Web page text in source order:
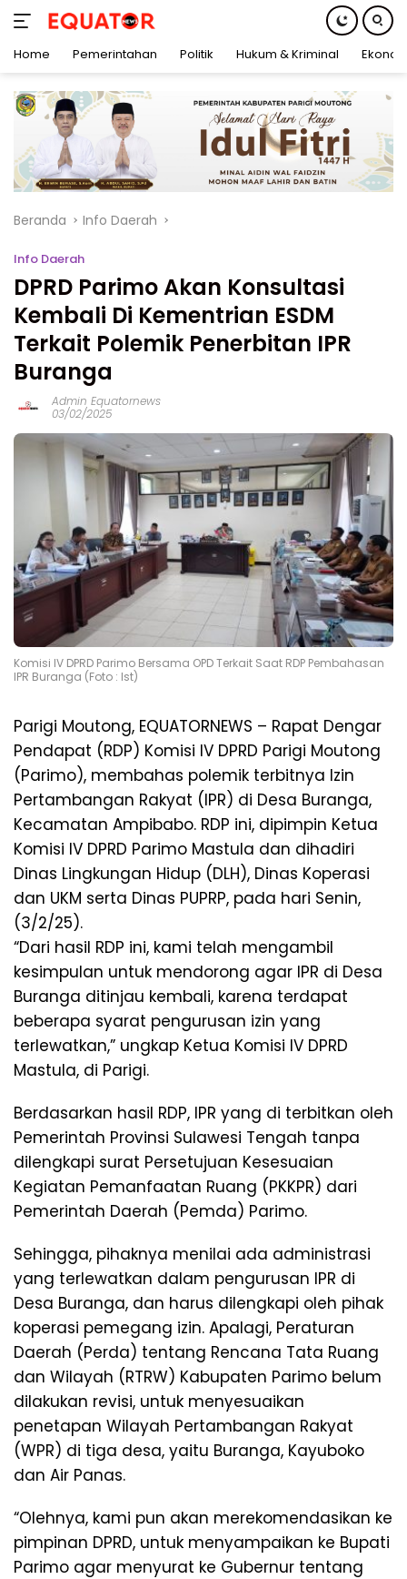
konten
Home Pemerintahan Politik Hukum & Kriminal
Beranda Info Daerah
Info Daerah
DPRD Parimo Akan Konsultasi
Kembali Di Kementrian ESDM
Terkait Polemik Penerbitan IPR
Buranga
Admin Equatornews
03/02/2025
Komisi IV DPRD Parimo Bersama OPD Terkait Saat RDP Pembahasan
IPR Buranga (Foto : Ist)
Parigi Moutong, EQUATORNEWS – Rapat Dengar
Pendapat (RDP) Komisi IV DPRD Parigi Moutong
(Parimo), membahas polemik terbitnya Izin
Pertambangan Rakyat (IPR) di Desa Buranga,
Kecamatan Ampibabo. RDP ini, dipimpin Ketua
Komisi IV DPRD Parimo Mastula dan dihadiri
Dinas Lingkungan Hidup (DLH), Dinas Koperasi
dan UKM serta Dinas PUPRP, pada hari Senin,
(3/2/25).
“Dari hasil RDP ini, kami telah mengambil
kesimpulan untuk mendorong agar IPR di Desa
Buranga ditinjau kembali, karena terdapat
beberapa syarat pengurusan izin yang
terlewatkan,” ungkap Ketua Komisi IV DPRD
Mastula, di Parigi.
Berdasarkan hasil RDP, IPR yang di terbitkan oleh
Pemerintah Provinsi Sulawesi Tengah tanpa
dilengkapi surat Persetujuan Kesesuaian
Kegiatan Pemanfaatan Ruang (PKKPR) dari
Pemerintah Daerah (Pemda) Parimo.
Sehingga, pihaknya menilai ada administrasi
yang terlewatkan dalam pengurusan IPR di
Desa Buranga, dan harus dilengkapi oleh pihak
koperasi pemegang izin. Apalagi, Peraturan
Daerah (Perda) tentang Rencana Tata Ruang
dan Wilayah (RTRW) Kabupaten Parimo belum
dilakukan revisi, untuk menyesuaikan
penetapan Wilayah Pertambangan Rakyat
(WPR) di tiga desa, yaitu Buranga, Kayuboko
dan Air Panas.
“Olehnya, kami pun akan merekomendasikan ke
pimpinan DPRD, untuk menyampaikan ke Bupati
Parimo agar menyurat ke Gubernur tentang